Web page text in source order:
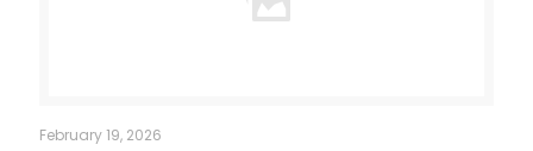
February 19, 2026